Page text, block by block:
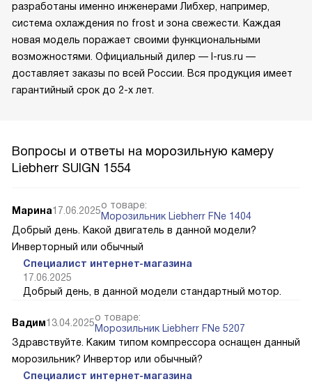
разработаны именно инженерами Либхер, например,
система охлаждения no frost и зона свежести. Каждая
новая модель поражает своими функциональными
возможностями. Официальный дилер — l-rus.ru —
доставляет заказы по всей России. Вся продукция имеет
гарантийный срок до 2-х лет.
Вопросы и ответы на морозильную камеру
Liebherr SUIGN 1554
Марина17.06.2025о товаре:
Морозильник Liebherr FNe 1404
Добрый день. Какой двигатель в данной модели?
Инверторный или обычный
Специалист интернет-магазина
17.06.2025
Добрый день, в данной модели стандартный мотор.
Вадим13.04.2025о товаре:
Морозильник Liebherr FNe 5207
Здравствуйте. Каким типом компрессора оснащен данный
морозильник? Инвертор или обычный?
Специалист интернет-магазина